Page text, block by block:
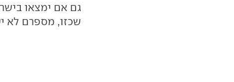
גם אם ימצאו
שכזו, מספרם לא